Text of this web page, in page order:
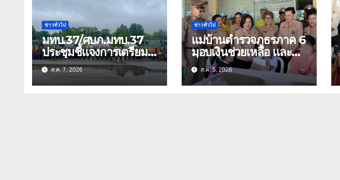
ข่าวทั่วไป
มทบ.37/ศบภ.มทบ.37
ประชุมชี้แจงการเตรียม
การ และตรวจความ
พร้อมด้านการบรรเทา
สาธารณภัย
ส.ค. 7, 2026
ข่าวทั่วไป
แม่บ้านตำรวจภูธรภาค 6
มอบเงินช่วยเหลือ และ
สิ่งของบำรุงขวัญ บุตร-
ธิดา ข้าราชการตำรวจ
จังหวัดอุทัยธานี
ส.ค. 5, 2026